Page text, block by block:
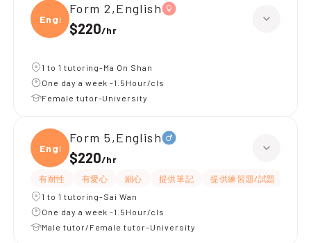
Engli
Form 2,English
$220/hr
1 to 1 tutoring-Ma On Shan
One day a week -1.5Hour/cls
Female tutor-University
Engli
Form 5,English
$220/hr
有耐性 有愛心 細心 提供筆記 提供練習題/試題
1 to 1 tutoring-Sai Wan
One day a week -1.5Hour/cls
Male tutor/Female tutor-University